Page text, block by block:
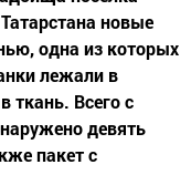
новые
одна из которых
лежали в
ткань. Всего с
девять
пакет с